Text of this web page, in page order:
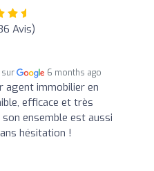
Avis)
sur 6 months ago
agent immobilier en
efficace et très
son ensemble est aussi
hésitation !